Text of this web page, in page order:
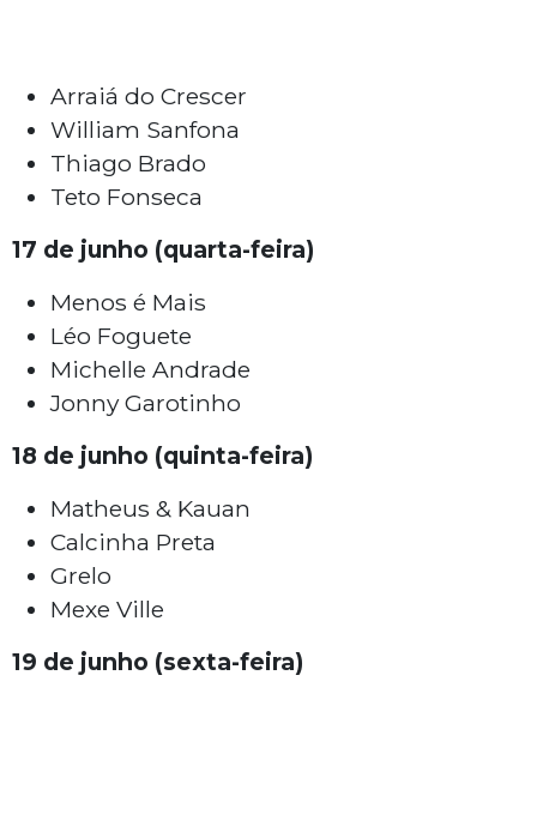
Arraiá do Crescer
William Sanfona
Thiago Brado
Teto Fonseca
17 de junho (quarta-feira)
Menos é Mais
Léo Foguete
Michelle Andrade
Jonny Garotinho
18 de junho (quinta-feira)
Matheus & Kauan
Calcinha Preta
Grelo
Mexe Ville
19 de junho (sexta-feira)